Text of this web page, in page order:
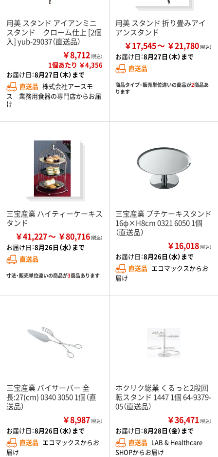
用美 スタンド アイアンミニ
スタンド クローム仕上 [2個
入] yub-29037（直送品）
￥8,712（税込）
1個あたり ￥4,356
お届け日：8月27日（木）まで
直送品 株式会社アースモ
ス 業務用食器の専門店からお届
け
用美 スタンド 折り畳みアイ
アンスタンド
￥17,545 ￥21,780
お届け日：8月27日（木）まで
直送品
商品タイプ・販売単位違いの商品が2商品あ
ります
三宝産業 ハイティーケーキス
タンド
￥41,227 ￥80,716
お届け日：8月26日（水）まで
直送品
寸法・販売単位違いの商品が3商品あります
三宝産業 プチケーキスタンド
16φ×H8cm 0321 6050 1個
（直送品）
￥16,018（税込）
お届け日：8月26日（水）まで
直送品 エコマックスからお
届け
三宝産業 パイサーバー 全
長:27(cm) 0340 3050 1個（直
送品）
￥8,987（税込）
お届け日：8月26日（水）まで
直送品 エコマックスからお
届け
ホクリク総業 くるっと2段回
転スタンド 1447 1個 64-9379-
05（直送品）
￥36,471（税込）
お届け日：8月28日（金）まで
直送品 LAB & Healthcare
SHOPからお届け